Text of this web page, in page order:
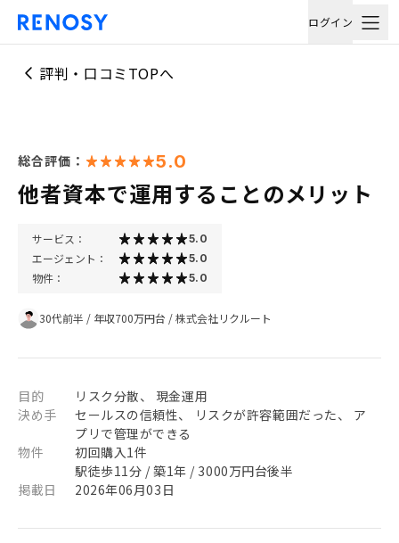
ログイン
評判・口コミTOPへ
総合評価： 5.0
他者資本で運用することのメリット
サービス： 5.0
エージェント： 5.0
物件： 5.0
30代前半 / 年収700万円台 /株式会社リクルート
目的
リスク分散、 現金運用
決め手
セールスの信頼性、 リスクが許容範囲だった、 ア
プリで管理ができる
物件
初回購入1件
駅徒歩11分 / 築1年 / 3000万円台後半
掲載日
2026年06月03日